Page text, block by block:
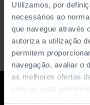
Utilizamos, por
necessários ao
que navegue através
autoriza a utilização
permitem
navegação, avaliar o
as melhores ofertas
com as suas